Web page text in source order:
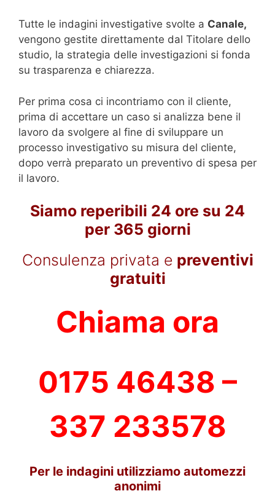
Tutte le indagini investigative svolte a Canale,
vengono gestite direttamente dal Titolare dello
studio, la strategia delle investigazioni si fonda
su trasparenza e chiarezza.
Per prima cosa ci incontriamo con il cliente,
prima di accettare un caso si analizza bene il
lavoro da svolgere al fine di sviluppare un
processo investigativo su misura del cliente,
dopo verrà preparato un preventivo di spesa per
il lavoro.
Siamo reperibili 24 ore su 24
per 365 giorni
Consulenza privata e preventivi
gratuiti
Chiama ora
0175 46438 –
337 233578
Per le indagini utilizziamo automezzi
anonimi